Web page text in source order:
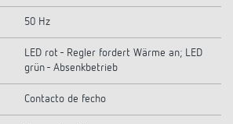
50 Hz
LED rot - Regler fordert Wärme an; LED
grün - Absenkbetrieb
Contacto de fecho